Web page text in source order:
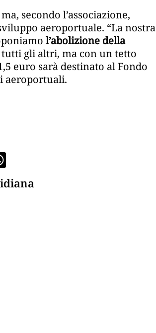
ma, secondo l’associazione,
aeroportuale. “La nostra
l’abolizione della
gli altri, ma con un tetto
euro sarà destinato al Fondo
aeroportuali.